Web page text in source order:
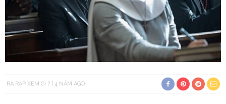
RA RẠP XEM GÌ ? 4 NĂM AGO